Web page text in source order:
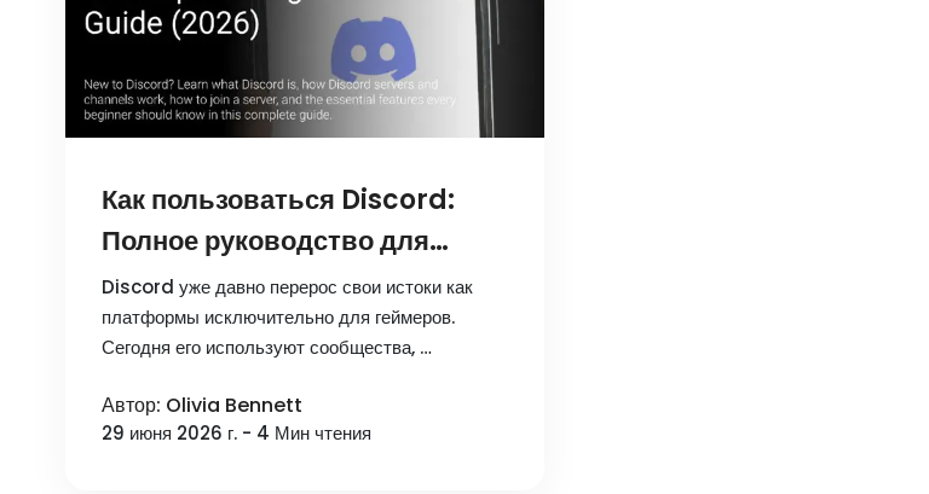
Как пользоваться Discord:
Полное руководство для
начинающих
Discord уже давно перерос свои истоки как
платформы исключительно для геймеров.
Сегодня его используют сообщества, …
Автор: Olivia Bennett
29 июня 2026 г. - 4 Мин чтения